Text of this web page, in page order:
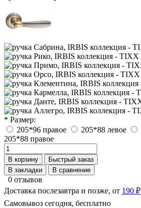
* Размер:
205*96 правое
205*88 левое
205*88 правое
В корзину
Быстрый заказ
В закладки
В сравнение
0 отзывов
Доставка послезавтра и позже, от 190 ₽
Самовывоз сегодня, бесплатно